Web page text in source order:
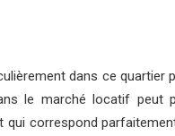
dans ce quartier
le marché locatif peut
correspond